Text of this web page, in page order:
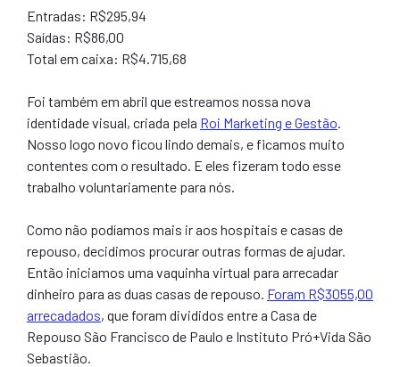
Entradas: R$295,94
Saídas: R$86,00
Total em caixa: R$4.715,68
Foi também em abril que estreamos nossa nova
identidade visual, criada pela Roi Marketing e Gestão.
Nosso logo novo ficou lindo demais, e ficamos muito
contentes com o resultado. E eles fizeram todo esse
trabalho voluntariamente para nós.
Como não podíamos mais ir aos hospitais e casas de
repouso, decidimos procurar outras formas de ajudar.
Então iniciamos uma vaquinha virtual para arrecadar
dinheiro para as duas casas de repouso. Foram R$3055,00
arrecadados, que foram divididos entre a Casa de
Repouso São Francisco de Paulo e Instituto Pró+Vida São
Sebastião.